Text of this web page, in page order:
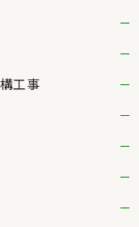
工事